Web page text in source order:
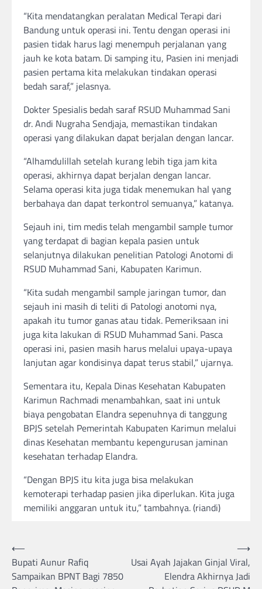
“Kita mendatangkan peralatan Medical Terapi dari
Bandung untuk operasi ini. Tentu dengan operasi ini
pasien tidak harus lagi menempuh perjalanan yang
jauh ke kota batam. Di samping itu, Pasien ini menjadi
pasien pertama kita melakukan tindakan operasi
bedah saraf,” jelasnya.
Dokter Spesialis bedah saraf RSUD Muhammad Sani
dr. Andi Nugraha Sendjaja, memastikan tindakan
operasi yang dilakukan dapat berjalan dengan lancar.
“Alhamdulillah setelah kurang lebih tiga jam kita
operasi, akhirnya dapat berjalan dengan lancar.
Selama operasi kita juga tidak menemukan hal yang
berbahaya dan dapat terkontrol semuanya,” katanya.
Sejauh ini, tim medis telah mengambil sample tumor
yang terdapat di bagian kepala pasien untuk
selanjutnya dilakukan penelitian Patologi Anotomi di
RSUD Muhammad Sani, Kabupaten Karimun.
“Kita sudah mengambil sample jaringan tumor, dan
sejauh ini masih di teliti di Patologi anotomi nya,
apakah itu tumor ganas atau tidak. Pemeriksaan ini
juga kita lakukan di RSUD Muhammad Sani. Pasca
operasi ini, pasien masih harus melalui upaya-upaya
lanjutan agar kondisinya dapat terus stabil,” ujarnya.
Sementara itu, Kepala Dinas Kesehatan Kabupaten
Karimun Rachmadi menambahkan, saat ini untuk
biaya pengobatan Elandra sepenuhnya di tanggung
BPJS setelah Pemerintah Kabupaten Karimun melalui
dinas Kesehatan membantu kepengurusan jaminan
kesehatan terhadap Elandra.
“Dengan BPJS itu kita juga bisa melakukan
kemoterapi terhadap pasien jika diperlukan. Kita juga
memiliki anggaran untuk itu,” tambahnya. (riandi)
Post
navigation
⟵
Bupati Aunur Rafiq
Sampaikan BPNT Bagi 7850
Usai Ayah Jajakan Ginjal Viral,
Elendra Akhirnya Jadi
⟶